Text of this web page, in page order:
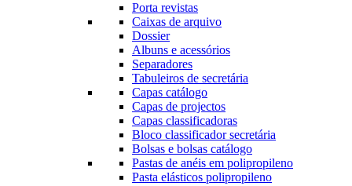
Porta revistas
Caixas de arquivo
Dossier
Albuns e acessórios
Separadores
Tabuleiros de secretária
Capas catálogo
Capas de projectos
Capas classificadoras
Bloco classificador secretária
Bolsas e bolsas catálogo
Pastas de anéis em polipropileno
Pasta elásticos polipropileno